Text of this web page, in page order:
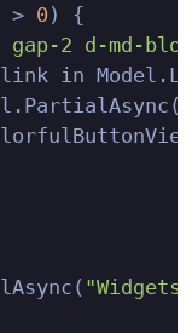
> 0 ) {
2 d-md-
in